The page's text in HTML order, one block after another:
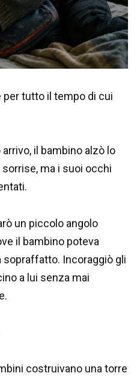
tutto il tempo di cui
il bambino alzò lo
ma i suoi occhi
un piccolo angolo
il bambino poteva
sopraffatto. Incoraggiò gli
a lui senza mai
costruivano una torre